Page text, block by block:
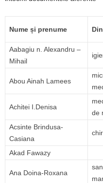
Nume și prenume
Aabagiu n. Alexandru –
Mihail
Abou Ainah Lamees
Achitei I.Denisa
de
Acsinte Brindusa-
Casiana
Akad Fawazy
Ana Doina-Roxana